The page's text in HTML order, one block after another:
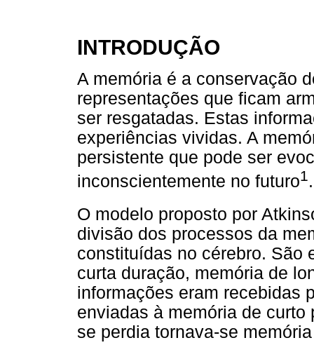
INTRODUÇÃO
A memória é a conservação
representações que ficam
ser resgatadas. Estas
experiências vividas. A
persistente que pode ser
inconscientemente no futuro1 .
O modelo proposto por
divisão dos processos da
constituídas no cérebro. São
curta duração, memória de
informações eram recebidas
enviadas à memória de
se perdia tornava-se